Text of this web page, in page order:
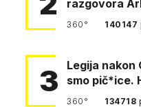
razgovora
'Čujem,
360° 140147
3
Legija nakon
smo pič*ice.
pomeli!'
360° 134718